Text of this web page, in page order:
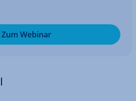
Zum Webinar